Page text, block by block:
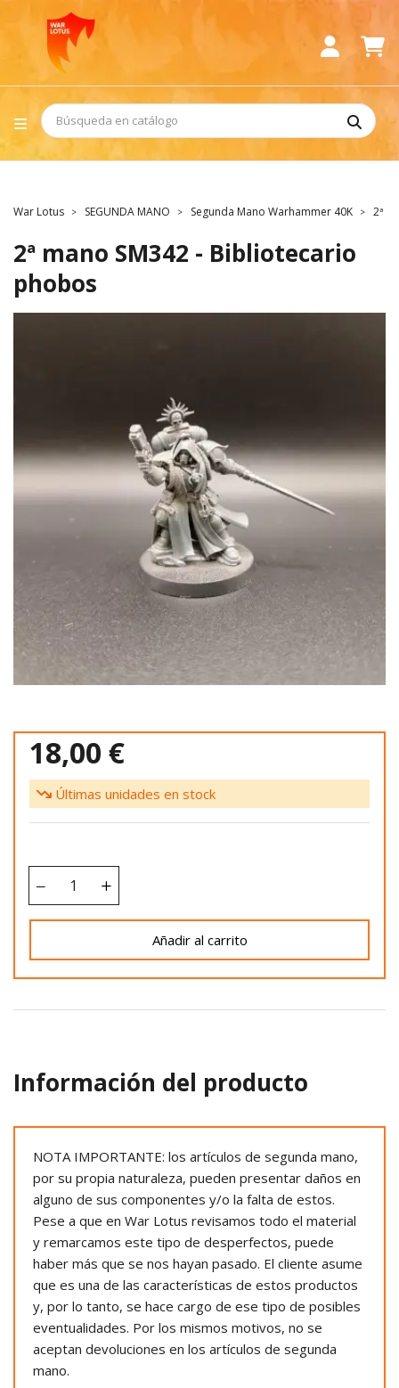
War Lotus SEGUNDA MANO Segunda Mano Warhammer 40K 2ª
2ª mano SM342 - Bibliotecario
phobos
18,00 €
Últimas unidades en stock
Añadir al carrito
Información del producto
NOTA IMPORTANTE: los artículos de segunda mano,
por su propia naturaleza, pueden presentar daños en
alguno de sus componentes y/o la falta de estos.
Pese a que en War Lotus revisamos todo el material
y remarcamos este tipo de desperfectos, puede
haber más que se nos hayan pasado. El cliente asume
que es una de las características de estos productos
y, por lo tanto, se hace cargo de ese tipo de posibles
eventualidades. Por los mismos motivos, no se
aceptan devoluciones en los artículos de segunda
mano.